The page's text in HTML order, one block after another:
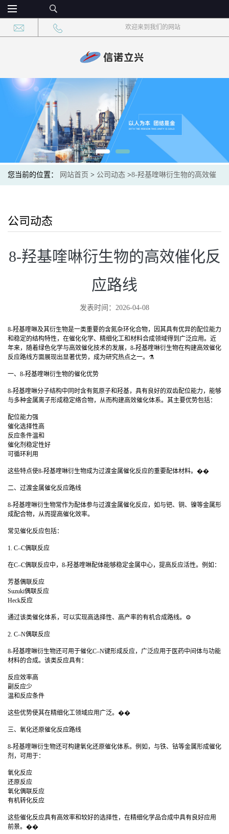
欢迎来到我们的网站
您当前的位置： 网站首页 > 公司动态 >8-羟基喹啉衍生物的高效催
公司动态
8-羟基喹啉衍生物的高效催化反
应路线
发表时间：2026-04-08
8-羟基喹啉及其衍生物是一类重要的含氮杂环化合物，因其具有优异的配位能力
和稳定的结构特性，在催化化学、精细化工和材料合成领域得到广泛应用。近
年来，随着绿色化学与高效催化技术的发展，8-羟基喹啉衍生物在构建高效催化
反应路线方面展现出显著优势，成为研究热点之一。⚗️
一、8-羟基喹啉衍生物的催化优势
8-羟基喹啉分子结构中同时含有氮原子和羟基，具有良好的双齿配位能力，能够
与多种金属离子形成稳定络合物，从而构建高效催化体系。其主要优势包括：
配位能力强
催化选择性高
反应条件温和
催化剂稳定性好
可循环利用
这些特点使8-羟基喹啉衍生物成为过渡金属催化反应的重要配体材料。��
二、过渡金属催化反应路线
8-羟基喹啉衍生物常作为配体参与过渡金属催化反应，如与钯、铜、镍等金属形
成配合物，从而提高催化效率。
常见催化反应包括：
1. C–C偶联反应
在C–C偶联反应中，8-羟基喹啉配体能够稳定金属中心，提高反应活性。例如：
芳基偶联反应
Suzuki偶联反应
Heck反应
通过该类催化体系，可以实现高选择性、高产率的有机合成路线。⚙️
2. C–N偶联反应
8-羟基喹啉衍生物还可用于催化C–N键形成反应，广泛应用于医药中间体与功能
材料的合成。该类反应具有：
反应效率高
副反应少
温和反应条件
这些优势使其在精细化工领域应用广泛。��
三、氧化还原催化反应路线
8-羟基喹啉衍生物还可构建氧化还原催化体系。例如，与铁、钴等金属形成催化
剂，可用于：
氧化反应
还原反应
氧化偶联反应
有机转化反应
这些催化反应具有高效率和较好的选择性，在精细化学品合成中具有良好应用
前景。��